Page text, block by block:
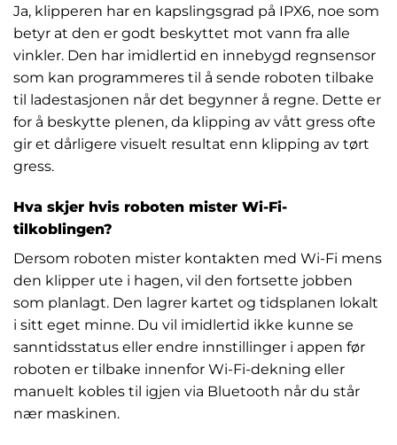
Ja, klipperen har en kapslingsgrad på IPX6, noe som
betyr at den er godt beskyttet mot vann fra alle
vinkler. Den har imidlertid en innebygd regnsensor
som kan programmeres til å sende roboten tilbake
til ladestasjonen når det begynner å regne. Dette er
for å beskytte plenen, da klipping av vått gress ofte
gir et dårligere visuelt resultat enn klipping av tørt
gress.
Hva skjer hvis roboten mister Wi-Fi-
tilkoblingen?
Dersom roboten mister kontakten med Wi-Fi mens
den klipper ute i hagen, vil den fortsette jobben
som planlagt. Den lagrer kartet og tidsplanen lokalt
i sitt eget minne. Du vil imidlertid ikke kunne se
sanntidsstatus eller endre innstillinger i appen før
roboten er tilbake innenfor Wi-Fi-dekning eller
manuelt kobles til igjen via Bluetooth når du står
nær maskinen.